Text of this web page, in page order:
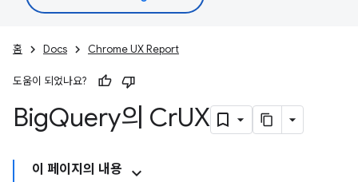
홈 Docs Chrome UX Report
도움이 되었나요?
BigQuery의 CrUX
이 페이지의 내용